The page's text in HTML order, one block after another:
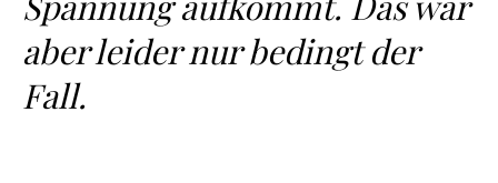
aber leider nur bedingt der
Fall.